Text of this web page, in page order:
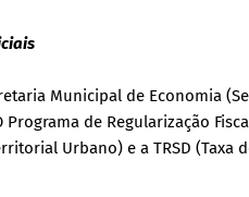
Municipal de Economia
de Regularização
Urbano) e a TRSD